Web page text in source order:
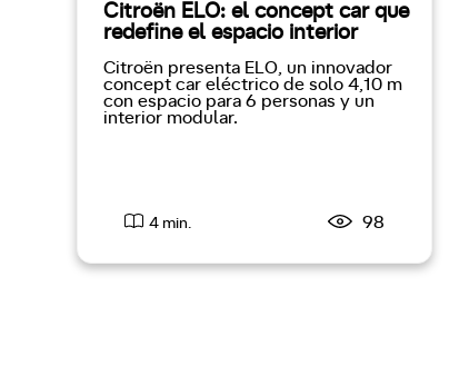
Citroën ELO: el concept car que
redefine el espacio interior
Citroën presenta ELO, un innovador
concept car eléctrico de solo 4,10 m
con espacio para 6 personas y un
interior modular.
4 min. 98